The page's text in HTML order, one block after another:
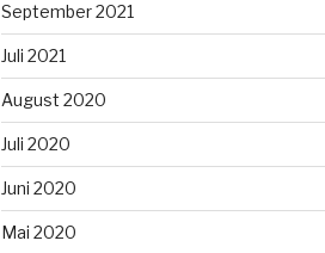
September 2021
Juli 2021
August 2020
Juli 2020
Juni 2020
Mai 2020